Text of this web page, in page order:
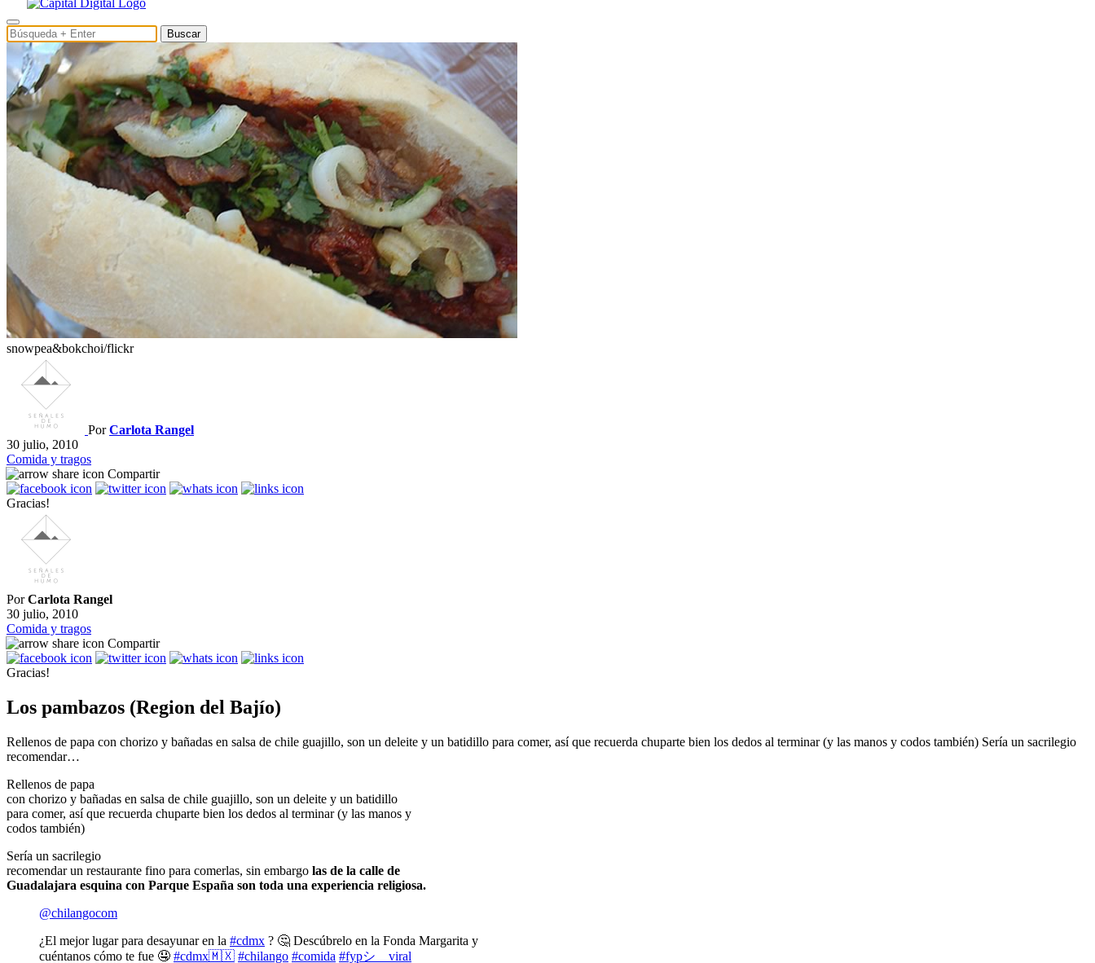
Buscar
snowpea&bokchoi/flickr
PorCarlota Rangel
30 julio, 2010
Comida y tragos
Compartir
Gracias!
PorCarlota Rangel
30 julio, 2010
Comida y tragos
Compartir
Gracias!
Los pambazos (Region del Bajío)
Rellenos de papa con chorizo y bañadas en salsa de chile guajillo, son un deleite y un batidillo para comer, así que recuerda chuparte bien los dedos al terminar (y las manos y codos también) Sería un sacrilegio
recomendar…
Rellenos de papa
con chorizo y bañadas en salsa de chile guajillo, son un deleite y un batidillo
para comer, así que recuerda chuparte bien los dedos al terminar (y las manos y
codos también)
Sería un sacrilegio
recomendar un restaurante fino para comerlas, sin embargo las de la calle de
Guadalajara esquina con Parque España son toda una experiencia religiosa.
@chilangocom
¿El mejor lugar para desayunar en la #cdmx ? 🤔 Descúbrelo en la Fonda Margarita y
cuéntanos cómo te fue 🤤 #cdmx🇲🇽 #chilango #comida #fypシ゚viral